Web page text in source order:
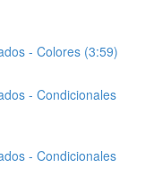
- Colores (3:59)
- Condicionales
- Condicionales